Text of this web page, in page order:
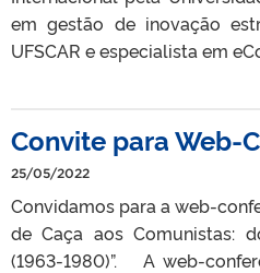
em gestão de inovação
UFSCAR e especialista em
Convite para Web-
25/05/2022
Convidamos para a web-
de Caça aos Comunistas:
(1963-1980)”. A web-